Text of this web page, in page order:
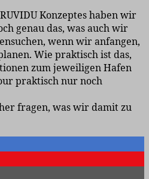
Konzeptes haben wir
genau das, was auch wir
wenn wir anfangen,
Wie praktisch ist das,
zum jeweiligen Hafen
praktisch nur noch
fragen, was wir damit zu